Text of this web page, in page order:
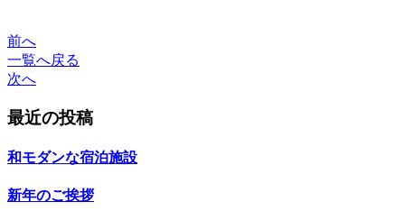
前へ
一覧へ戻る
次へ
最近の投稿
和モダンな宿泊施設
新年のご挨拶